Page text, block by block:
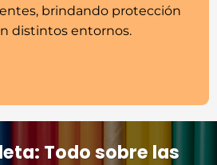
brindando protección
distintos entornos.
Todo sobre las